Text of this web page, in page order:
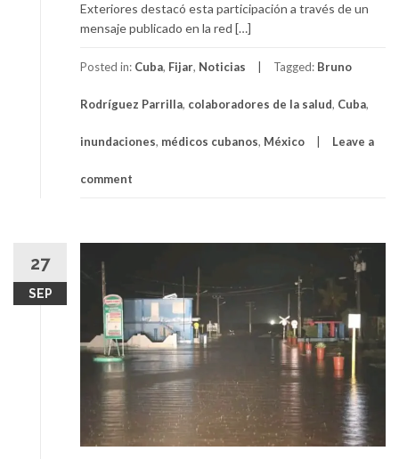
Exteriores destacó esta participación a través de un
mensaje publicado en la red […]
Posted in: Cuba, Fijar, Noticias Tagged: Bruno
Rodríguez Parrilla, colaboradores de la salud, Cuba,
inundaciones, médicos cubanos, México Leave a
comment
27
SEP